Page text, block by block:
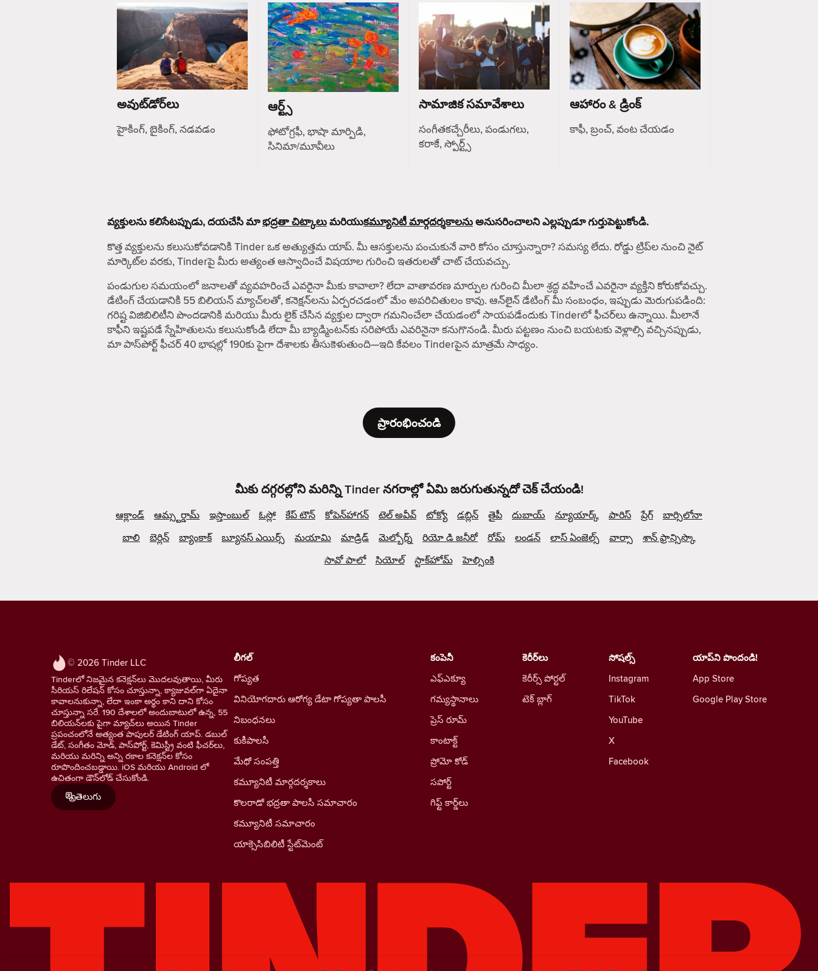
అవుట్‌డోర్‌లు
హైకింగ్, బైకింగ్, నడవడం
ఆర్ట్స్
ఫోటోగ్రఫీ, భాషా మార్పిడి,
సినిమా/మూవీలు
సామాజిక సమావేశాలు
సంగీతకచ్చేరీలు, పండుగలు,
కరాకే, స్పోర్ట్స్
ఆహారం & డ్రింక్
కాఫీ, బ్రంచ్, వంట చేయడం
వ్యక్తులను కలిసేటప్పుడు, దయచేసి మాభద్రతా చిట్కాలుమరియుకమ్యూనిటీ మార్గదర్శకాలనుఅనుసరించాలని ఎల్లప్పుడూ గుర్తుపెట్టుకోండి.
కొత్త వ్యక్తులను కలుసుకోవడానికి Tinder ఒక అత్యుత్తమ యాప్. మీ ఆసక్తులను పంచుకునే వారి కోసం చూస్తున్నారా? సమస్య లేదు. రోడ్డు ట్రిప్‌ల నుంచి నైట్
మార్కెట్‌ల వరకు, Tinderపై మీరు అత్యంత ఆస్వాదించే విషయాల గురించి ఇతరులతో చాట్ చేయవచ్చు.
పండుగుల సమయంలో జనాలతో వ్యవహరించే ఎవరైనా మీకు కావాలా? లేదా వాతావరణ మార్పుల గురించి మీలా శ్రద్ధ వహించే ఎవరైనా వ్యక్తిని కోరుకోవచ్చు.
డేటింగ్ చేయడానికి 55 బిలియన్ మ్యాచ్‌లతో, కనెక్షన్‌లను ఏర్పరచడంలో మేం అపరిచితులం కావు. ఆన్‌లైన్ డేటింగ్ మీ సంబంధం, ఇప్పుడు మెరుగుపడింది:
గరిష్ట విజిబిలిటీని పొందడానికి మరియు మీరు లైక్ చేసిన వ్యక్తుల ద్వారా గమనించేలా చేయడంలో సాయపడేందుకు Tinderలో ఫీచర్‌లు ఉన్నాయి. మీలానే
కాఫీని ఇష్టపడే స్నేహితులను కలుసుకోండి లేదా మీ బ్యాడ్మింటన్‌కు సరిపోయే ఎవరినైనా కనుగొనండి. మీరు పట్టణం నుంచి బయటకు వెళ్లాల్సి వచ్చినప్పుడు,
మా పాస్‌పోర్ట్ ఫీచర్ 40 భాషల్లో 190కు పైగా దేశాలకు తీసుకెళుతుంది—ఇది కేవలం Tinderపైన మాత్రమే సాధ్యం.
ప్రారంభించండి
మీకు దగ్గరల్లోని మరిన్ని Tinder నగరాల్లో ఏమి జరుగుతున్నదో చెక్ చేయండి!
ఆక్లాండ్ ఆమ్స్టర్డామ్ ఇస్తాంబుల్ ఓస్లో కేప్ టౌన్ కోపెన్‌హాగన్ టెల్ అవీవ్ టోక్యో డబ్లిన్ తైపీ దుబాయ్ న్యూయార్క్ పారిస్ ప్రేగ్
బార్సిలోనా
బాలి
బెర్లిన్ బ్యాంకాక్ బ్యూనస్ ఎయిర్స్ మయామి మాడ్రిడ్ మెల్బోర్న్ రియో డి జనీరో రోమ్ లండన్ లాస్ ఏంజెల్స్ వార్సా
శాన్ ఫ్రాన్సిస్కొ
సావో పాలో
సియోల్ స్టాక్‌హోమ్ హెల్సింకి
© 2026 Tinder LLC
Tinderలో నిజమైన కనెక్షన్‌లు మొదలవుతాయి, మీరు
సీరియస్ రిలేషన్ కోసం చూస్తున్నా, క్యాజువల్‌గా ఏదైనా
కావాలనుకున్నా, లేదా ఇంకా అర్థం కాని దాని కోసం
చూస్తున్నా సరే. 190 దేశాలలో అందుబాటులో ఉన్న, 55
బిలియన్‌లకు పైగా మ్యాచ్‌లు అయిన Tinder
ప్రపంచంలోనే అత్యంత పాపులర్ డేటింగ్ యాప్. డబుల్
డేట్, సంగీతం మోడ్, పాస్‌పోర్ట్, కెమిస్ట్రీ వంటి ఫీచర్‌లు,
మరియు మరిన్ని అన్ని రకాల కనెక్షన్‌ల కోసం
రూపొందించబడ్డాయి. iOS మరియు Android లో
ఉచితంగా డౌన్‌లోడ్ చేసుకోండి.
తెలుగు
సోషల్స్
Instagram
TikTok
YouTube
X
Facebook
లీగల్
గోప్యత
వినియోగదారు ఆరోగ్య డేటా గోప్యతా పాలసీ
నిబంధనలు
కుకీపాలసీ
మేధో సంపత్తి
కమ్యూనిటీ మార్గదర్శకాలు
కొలరాడో భద్రతా పాలసీ సమాచారం
కమ్యూనిటీ సమాచారం
యాక్సెసిబిలిటీ స్టేట్‌మెంట్
కెరీర్‌లు
కెరీర్స్ పోర్టల్
టెక్ బ్లాగ్
కంపెనీ
ఎఫ్ఎక్యూ
గమ్యస్థానాలు
ప్రెస్ రూమ్
కాంటాక్ట్
ప్రోమో కోడ్
సపోర్ట్
గిఫ్ట్ కార్డ్‌లు
యాప్‌ని పొందండి!
App Store
Google Play Store